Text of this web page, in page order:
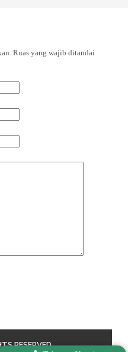
Ruas yang wajib ditandai
RESERVED